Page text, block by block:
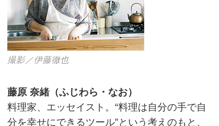
撮影／伊藤徹也
藤原 奈緒（ふじわら・なお）
料理家、エッセイスト。“料理は自分の手で自
分を幸せにできるツール”という考えのもと、